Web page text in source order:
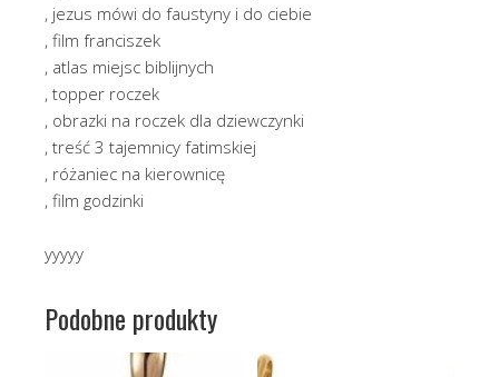
, jezus mówi do faustyny i do ciebie
, film franciszek
, atlas miejsc biblijnych
, topper roczek
, obrazki na roczek dla dziewczynki
, treść 3 tajemnicy fatimskiej
, różaniec na kierownicę
, film godzinki
yyyyy
Podobne produkty